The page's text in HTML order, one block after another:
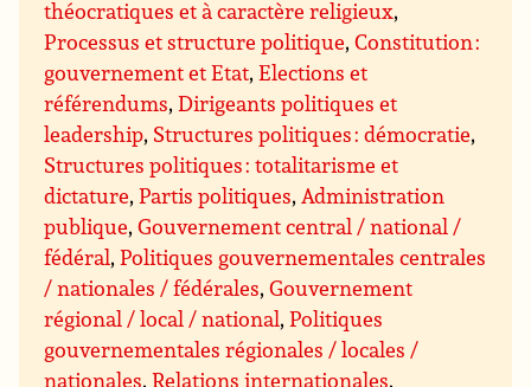
théocratiques et à caractère religieux,
Processus et structure politique,Constitution :
gouvernement et Etat,Elections et
référendums,Dirigeants politiques et
leadership, Structures politiques : démocratie,
Structures politiques : totalitarisme et
dictature,Partis politiques,Administration
publique,Gouvernement central / national /
fédéral,Politiques gouvernementales centrales
/ nationales / fédérales,Gouvernement
régional / local / national,Politiques
gouvernementales régionales / locales /
nationales,Relations internationales,